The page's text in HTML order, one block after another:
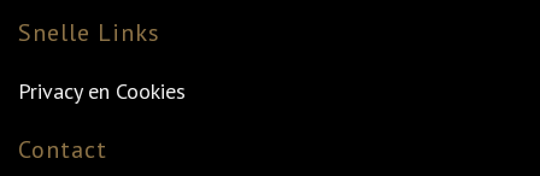
Snelle Links
Privacy en Cookies
Contact